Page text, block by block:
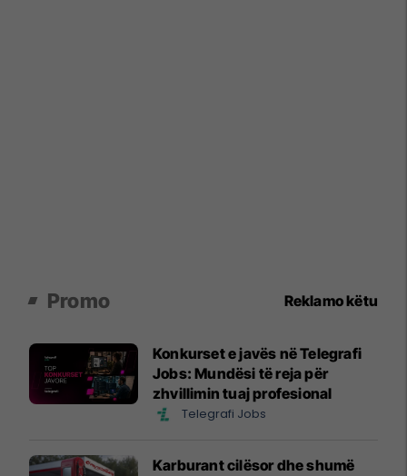
Promo Reklamo këtu
Konkurset e javës në Telegrafi
Jobs: Mundësi të reja për
zhvillimin tuaj profesional
Telegrafi Jobs
Karburant cilësor dhe shumë